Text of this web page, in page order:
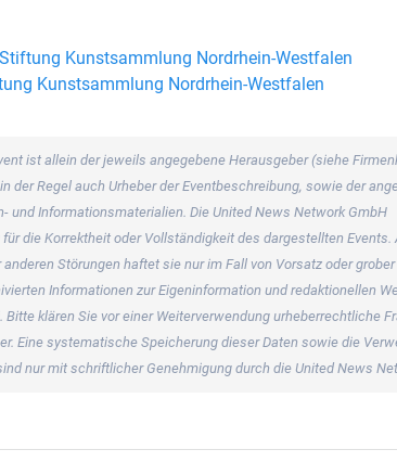
Kunstsammlung Nordrhein-Westfalen
Kunstsammlung Nordrhein-Westfalen
ist allein der jeweils angegebene Herausgeber (siehe
der Regel auch Urheber der Eventbeschreibung, sowie der
und Informationsmaterialien. Die United News Network GmbH
die Korrektheit oder Vollständigkeit des dargestellten Events.
Störungen haftet sie nur im Fall von Vorsatz oder
Informationen zur Eigeninformation und redaktionellen
Bitte klären Sie vor einer Weiterverwendung urheberrechtliche
Eine systematische Speicherung dieser Daten sowie die
nur mit schriftlicher Genehmigung durch die United News